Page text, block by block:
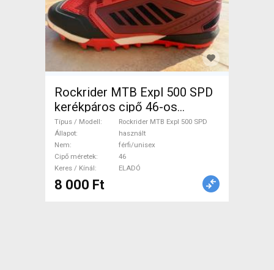
Rockrider MTB Expl 500 SPD
kerékpáros cipő 46-os
Rockrider MTB Expl 500 SPD
Cipő / Zokni / Kamásli 46
használt férfi/unisex ELADÓ
Típus / Modell
Rockrider MTB Expl 500 SPD
Állapot
használt
Nem
férfi/unisex
Cipő méretek
46
Keres / Kínál
ELADÓ
8 000 Ft